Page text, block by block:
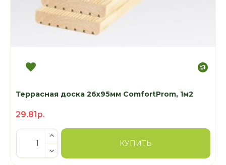
Террасная доска 26х95мм ComfortProm, 1м2
29.81р.
КУПИТЬ